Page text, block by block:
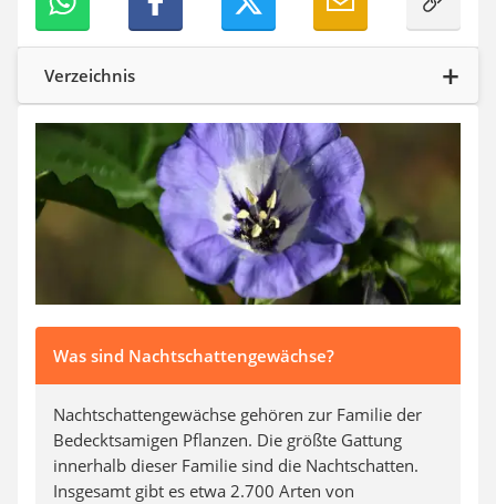
Kassettenmarkise
Bosch-Heckenschere
Stihl-Laubbläser
Minidumper
Verzeichnis
Was sind Nachtschattengewächse?
Nachtschattengewächse gehören zur Familie der
Bedecktsamigen Pflanzen. Die größte Gattung
innerhalb dieser Familie sind die Nachtschatten.
Insgesamt gibt es etwa 2.700 Arten von